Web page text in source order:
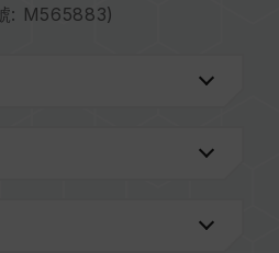
: M565883)
先參考主機板品牌的 QVL
憶體皆通過相容性測試配對